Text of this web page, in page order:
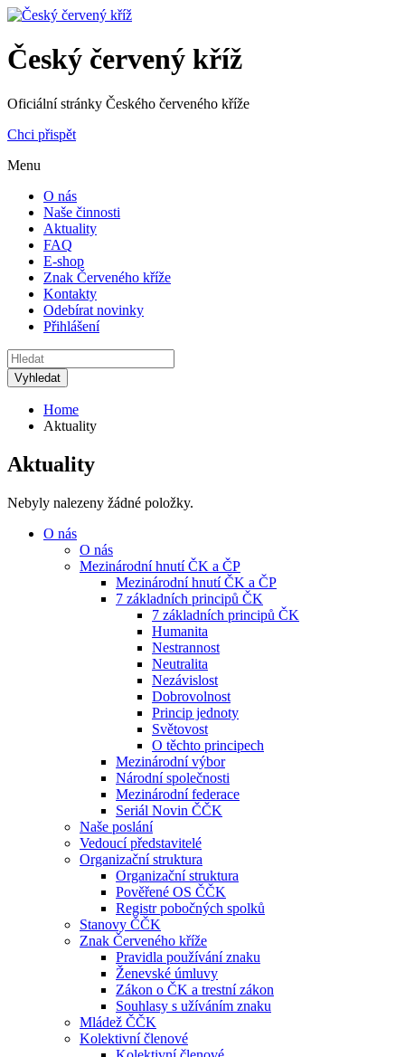
Český červený kříž
Oficiální stránky Českého červeného kříže
Chci přispět
Menu
O nás
Naše činnosti
Aktuality
FAQ
E-shop
Znak Červeného kříže
Kontakty
Odebírat novinky
Přihlášení
Home
Aktuality
Aktuality
Nebyly nalezeny žádné položky.
O nás
O nás
Mezinárodní hnutí ČK a ČP
Mezinárodní hnutí ČK a ČP
7 základních principů ČK
7 základních principů ČK
Humanita
Nestrannost
Neutralita
Nezávislost
Dobrovolnost
Princip jednoty
Světovost
O těchto principech
Mezinárodní výbor
Národní společnosti
Mezinárodní federace
Seriál Novin ČČK
Naše poslání
Vedoucí představitelé
Organizační struktura
Organizační struktura
Pověřené OS ČČK
Registr pobočných spolků
Stanovy ČČK
Znak Červeného kříže
Pravidla používání znaku
Ženevské úmluvy
Zákon o ČK a trestní zákon
Souhlasy s užíváním znaku
Mládež ČČK
Kolektivní členové